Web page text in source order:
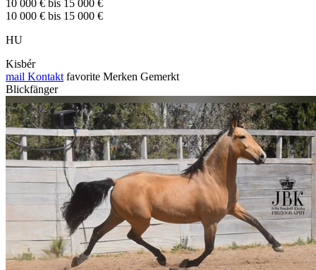
10 000 € bis 15 000 €
10 000 € bis 15 000 €
HU
Kisbér
mail Kontakt favorite Merken Gemerkt
Blickfänger